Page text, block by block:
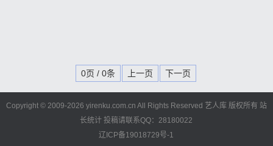
0页 / 0条 上一页 下一页
Copyright © 2009-2026 yirenku.com.cn All Rights Reserved 艺人库 版权所有 站
长统计 投稿请联系QQ：28180022
辽ICP备19018729号-1